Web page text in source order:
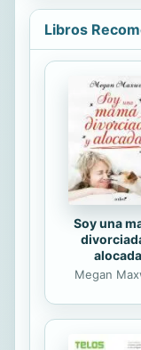
Libros
Soy una
alocada
Megan